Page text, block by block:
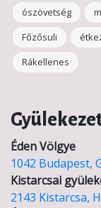
ószövetség
Főzősuli
Rákellenes
Éden Völgye
1042 Budapest,
Kistarcsai
2143 Kistarcsa,